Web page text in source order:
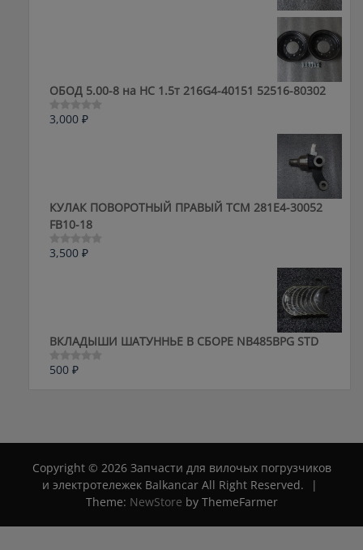
ОБОД 5.00-8 на HC 1.5т 216G4-40151 52516-80302
Оценка
3,000 ₽
КУЛАК ПОВОРОТНЫЙ ПРАВЫЙ ТСМ 281E4-30052
FB10-18
Оценка
3,500 ₽
ВКЛАДЫШИ ШАТУННЬЕ В СБОРЕ NB485BPG STD
Оценка
500 ₽
Copyright © 2026 Запчасти для вилочых погрузчиков
и электротележек Balkancar All Right Reserved.
|
Theme: NewStore by ThemeFarmer